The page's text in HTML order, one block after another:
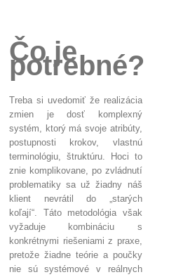
Čo je
potrebné?
Treba si uvedomiť že realizácia
zmien je dosť komplexný
systém, ktorý má svoje atribúty,
postupnosti krokov, vlastnú
terminológiu, štruktúru. Hoci to
znie komplikovane, po zvládnutí
problematiky sa už žiadny náš
klient nevrátil do „starých
koľají“. Táto metodológia však
vyžaduje kombináciu s
konkrétnymi riešeniami z praxe,
pretože žiadne teórie a poučky
nie sú systémové v reálnych